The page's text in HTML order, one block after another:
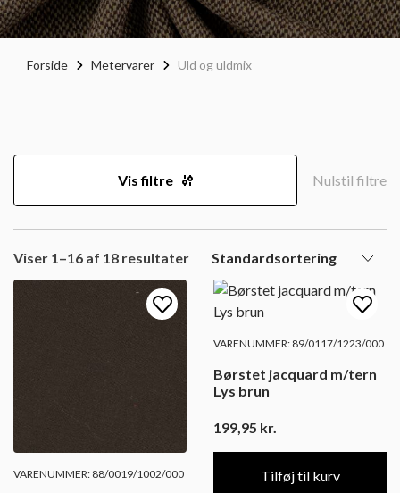
Forside Metervarer Uld og uldmix
Vis filtre Nulstil filtre
Viser 1–16 af 18 resultater
VARENUMMER: 88/0019/1002/000
VARENUMMER: 89/0117/1223/000
Børstet jacquard m/tern
Lys brun
199,95 kr.
Tilføj til kurv